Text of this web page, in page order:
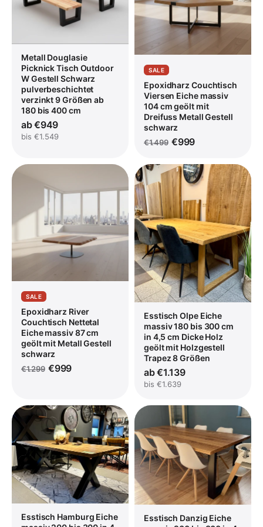
Metall Douglasie
Picknick Tisch Outdoor
W Gestell Schwarz
pulverbeschichtet
verzinkt 9 Größen ab
180 bis 400 cm
ab €949
bis €1.549
SALE
Epoxidharz Couchtisch
Viersen Eiche massiv
104 cm geölt mit
Dreifuss Metall Gestell
schwarz
€1.499 €999
SALE
Epoxidharz River
Couchtisch Nettetal
Eiche massiv 87 cm
geölt mit Metall Gestell
schwarz
€1.299 €999
Esstisch Olpe Eiche
massiv 180 bis 300 cm
in 4,5 cm Dicke Holz
geölt mit Holzgestell
Trapez 8 Größen
ab €1.139
bis €1.639
Esstisch Hamburg Eiche
Esstisch Danzig Eiche